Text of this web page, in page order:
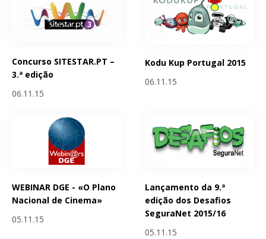
Concurso SITESTAR.PT –
3.ª edição
06.11.15
Kodu Kup Portugal 2015
06.11.15
WEBINAR DGE - «O Plano
Nacional de Cinema»
05.11.15
Lançamento da 9.ª
edição dos Desafios
SeguraNet 2015/16
05.11.15